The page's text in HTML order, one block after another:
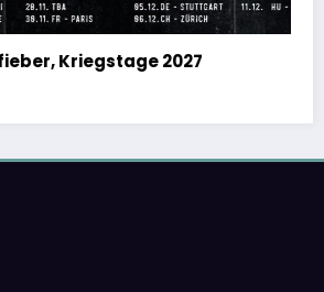
Swims, The UGLY Tour